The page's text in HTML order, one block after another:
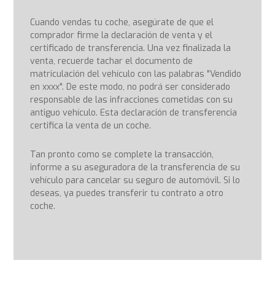
Cuando vendas tu coche, asegúrate de que el
comprador firme la declaración de venta y el
certificado de transferencia. Una vez finalizada la
venta, recuerde tachar el documento de
matriculación del vehículo con las palabras "Vendido
en xxxx". De este modo, no podrá ser considerado
responsable de las infracciones cometidas con su
antiguo vehículo. Esta declaración de transferencia
certifica la venta de un coche.
Tan pronto como se complete la transacción,
informe a su aseguradora de la transferencia de su
vehículo para cancelar su seguro de automóvil. Si lo
deseas, ya puedes transferir tu contrato a otro
coche.